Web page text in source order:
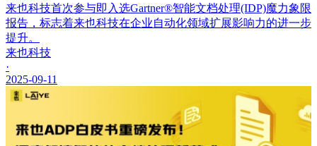
来也科技首次参与即入选Gartner®智能文档处理(IDP)魔力象限
报告，标志着来也科技在企业自动化领域扩展影响力的进一步
提升。
来也科技
·
2025-09-11